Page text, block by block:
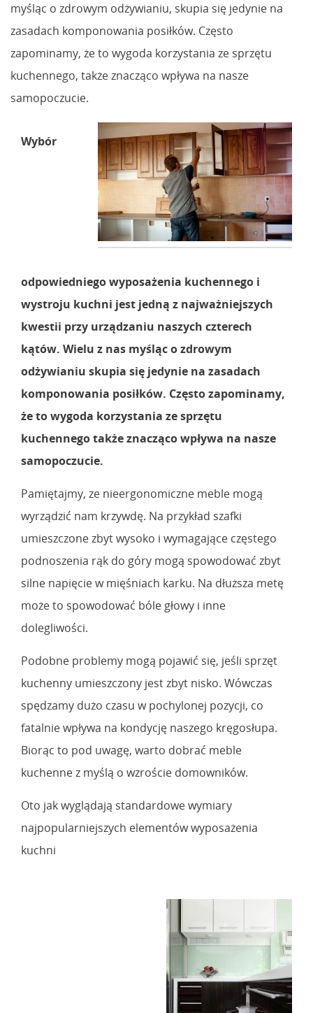
myśląc o zdrowym odżywianiu, skupia się jedynie na
zasadach komponowania posiłków. Często
zapominamy, że to wygoda korzystania ze sprzętu
kuchennego, także znacząco wpływa na nasze
samopoczucie.
Wybór
odpowiedniego wyposażenia kuchennego i
wystroju kuchni jest jedną z najważniejszych
kwestii przy urządzaniu naszych czterech
kątów. Wielu z nas myśląc o zdrowym
odżywianiu skupia się jedynie na zasadach
komponowania posiłków. Często zapominamy,
że to wygoda korzystania ze sprzętu
kuchennego także znacząco wpływa na nasze
samopoczucie.
Pamiętajmy, ze nieergonomiczne meble mogą
wyrządzić nam krzywdę. Na przykład szafki
umieszczone zbyt wysoko i wymagające częstego
podnoszenia rąk do góry mogą spowodować zbyt
silne napięcie w mięśniach karku. Na dłuższa metę
może to spowodować bóle głowy i inne
dolegliwości.
Podobne problemy mogą pojawić się, jeśli sprzęt
kuchenny umieszczony jest zbyt nisko. Wówczas
spędzamy dużo czasu w pochylonej pozycji, co
fatalnie wpływa na kondycję naszego kręgosłupa.
Biorąc to pod uwagę, warto dobrać meble
kuchenne z myślą o wzroście domowników.
Oto jak wyglądają standardowe wymiary
najpopularniejszych elementów wyposażenia
kuchni